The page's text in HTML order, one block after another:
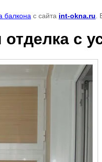
балкона с сайта int-okna.ru
отделка с